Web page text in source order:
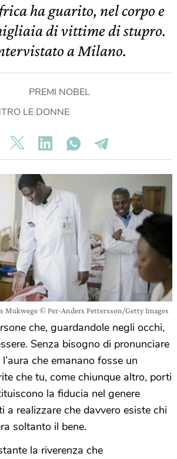
ha guarito, nel corpo e
di vittime di stupro.
a Milano.
PREMI NOBEL
LE DONNE
Mukwege © Per-Anders Pettersson/Getty Images
che, guardandole negli occhi,
Senza bisogno di pronunciare
che emanano fosse un
che tu, come chiunque altro, porti
la fiducia nel genere
a realizzare che davvero esiste chi
soltanto il bene.
la riverenza che